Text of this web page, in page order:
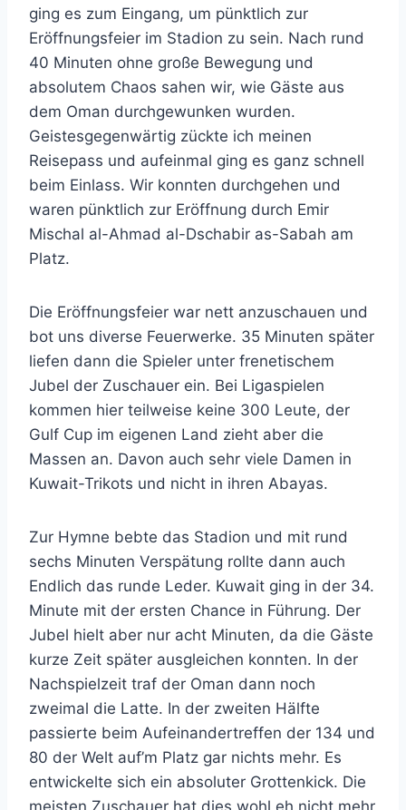
ging es zum Eingang, um pünktlich zur
Eröffnungsfeier im Stadion zu sein. Nach rund
40 Minuten ohne große Bewegung und
absolutem Chaos sahen wir, wie Gäste aus
dem Oman durchgewunken wurden.
Geistesgegenwärtig zückte ich meinen
Reisepass und aufeinmal ging es ganz schnell
beim Einlass. Wir konnten durchgehen und
waren pünktlich zur Eröffnung durch Emir
Mischal al-Ahmad al-Dschabir as-Sabah am
Platz.
Die Eröffnungsfeier war nett anzuschauen und
bot uns diverse Feuerwerke. 35 Minuten später
liefen dann die Spieler unter frenetischem
Jubel der Zuschauer ein. Bei Ligaspielen
kommen hier teilweise keine 300 Leute, der
Gulf Cup im eigenen Land zieht aber die
Massen an. Davon auch sehr viele Damen in
Kuwait-Trikots und nicht in ihren Abayas.
Zur Hymne bebte das Stadion und mit rund
sechs Minuten Verspätung rollte dann auch
Endlich das runde Leder. Kuwait ging in der 34.
Minute mit der ersten Chance in Führung. Der
Jubel hielt aber nur acht Minuten, da die Gäste
kurze Zeit später ausgleichen konnten. In der
Nachspielzeit traf der Oman dann noch
zweimal die Latte. In der zweiten Hälfte
passierte beim Aufeinandertreffen der 134 und
80 der Welt auf’m Platz gar nichts mehr. Es
entwickelte sich ein absoluter Grottenkick. Die
meisten Zuschauer hat dies wohl eh nicht mehr